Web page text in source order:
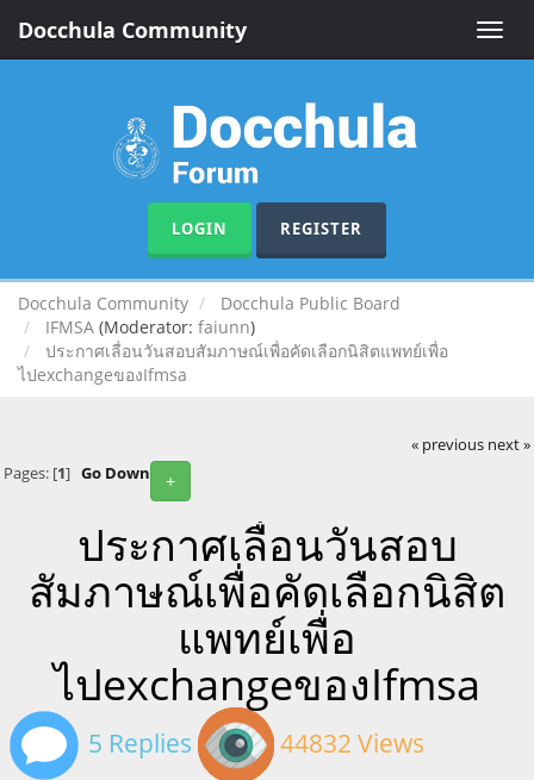
Toggle
Docchula Community
LOGIN REGISTER
Docchula Community
Docchula Public Board
IFMSA (Moderator: faiunn)
ประกาศเลื่อนวันสอบสัมภาษณ์เพื่อคัดเลือกนิสิตแพทย์เพื่อ
ไปexchangeของIfmsa
« previous next »
+
Pages: [1] Go Down
ประกาศเลื่อนวันสอบ
สัมภาษณ์เพื่อคัดเลือกนิสิต
แพทย์เพื่อ
ไปexchangeของIfmsa
5 Replies 44832 Views